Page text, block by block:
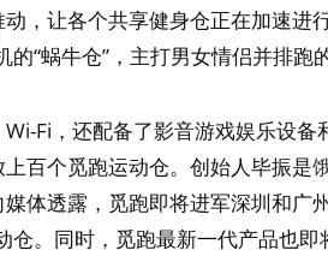
，让各个共享健身仓正在加速进
“蜗牛仓”，主打男女情侣并排跑
Fi，还配备了影音游戏娱乐设
百个觅跑运动仓。创始人毕振是
体透露，觅跑即将进军深圳和广
。同时，觅跑最新一代产品也即